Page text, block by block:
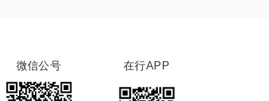
微信公号 在行APP